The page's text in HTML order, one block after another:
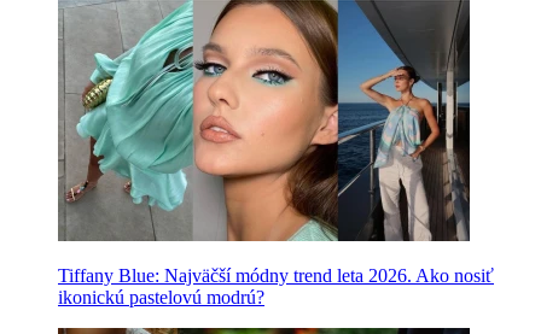
Tiffany Blue: Najväčší módny trend leta 2026. Ako nosiť
ikonickú pastelovú modrú?